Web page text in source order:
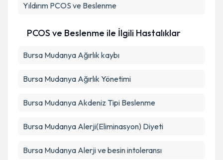
Yıldırım PCOS ve Beslenme
PCOS ve Beslenme ile İlgili Hastalıklar
Bursa Mudanya Ağırlık kaybı
Bursa Mudanya Ağırlık Yönetimi
Bursa Mudanya Akdeniz Tipi Beslenme
Bursa Mudanya Alerji(Eliminasyon) Diyeti
Bursa Mudanya Alerji ve besin intoleransı